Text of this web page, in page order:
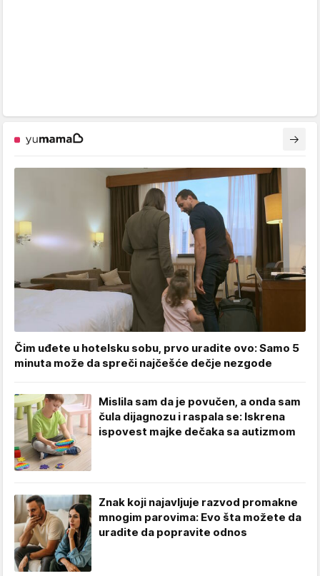
Čim uđete u hotelsku sobu, prvo uradite ovo: Samo 5
minuta može da spreči najčešće dečje nezgode
Mislila sam da je povučen, a onda sam
čula dijagnozu i raspala se: Iskrena
ispovest majke dečaka sa autizmom
Znak koji najavljuje razvod promakne
mnogim parovima: Evo šta možete da
uradite da popravite odnos